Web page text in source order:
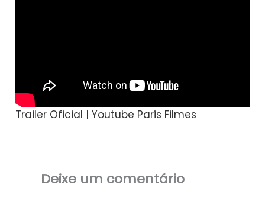
Trailer Oficial | Youtube Paris Filmes
Deixe um comentário